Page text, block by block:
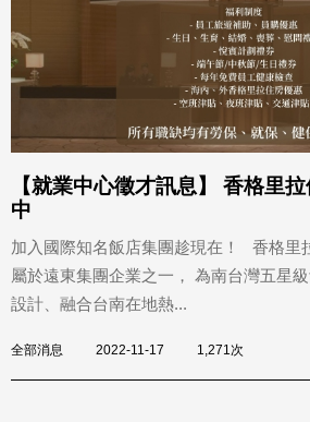
【就業中心徵才訊息】 香格里
中
加入國際知名飯店集團趁現在！ 香格里
屬於遠東集團企業之一， 為南台灣五星
設計、融合台南在地熱...
全部消息 2022-11-17 1,271次